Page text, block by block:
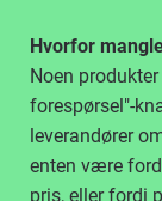
Hvorfor
Noen
forespørsel"-
leverandører
enten være
pris, eller fordi